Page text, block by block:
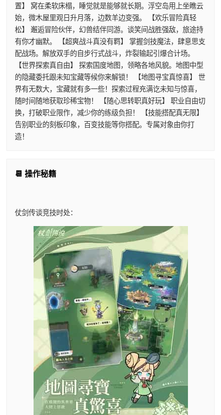
置】 窝在柔软床榻，睡觉就是能够就长期。浮空岛用上坐瞧云
始，微木屋里观日升月落，边数羊边变强。 【欢乐冒险真轻
松】 邂逅冒险伙伴，幻兽结伴同游。谈笑间战胜强敌，旅途持
有你才幽默。 【超爽战斗真没有羁】 掌握剑技魔法，肆意思支
配战场。解放双手的自步行式战斗，炸裂输起引爆合计场。
【世界探索真自由】 探索国度地图，领略各地风貌。地图中型
的隐藏委托跟未知宝藏等候你来解锁！ 【地图寻宝真惊喜】 世
界有无数大，宝藏就有多一些！探索过程充满讫未知与惊喜，
随时间随地获取珍稀宝物！ 【随心思转职真好玩】 职业自由切
换，打破职业限作，减少你的练级负担！ 【技能搭配真无限】
告别职业的刻板印象，百变技能等你搭配。专属对象由你打
造！
📆 操作秘籍
仗剑传谈竞技时处：